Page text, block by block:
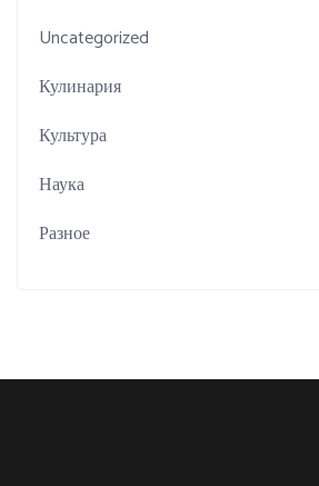
Uncategorized
Кулинария
Культура
Наука
Разное